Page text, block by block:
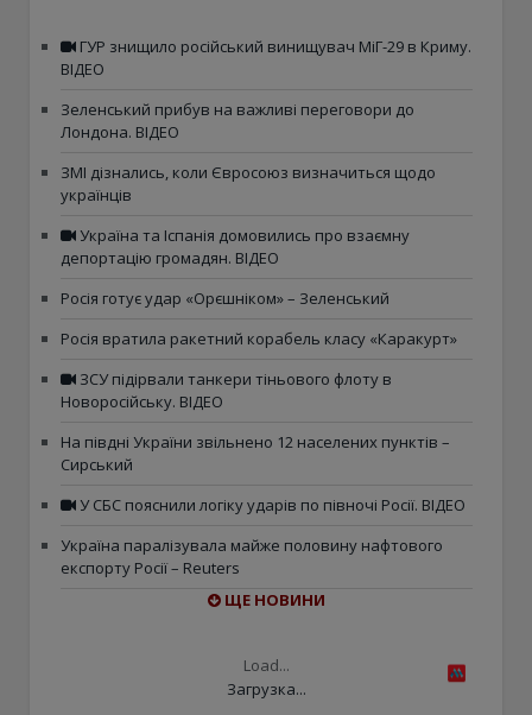
ГУР знищило російський винищувач МіГ-29 в Криму.
ВІДЕО
Зеленський прибув на важливі переговори до
Лондона. ВІДЕО
ЗМІ дізнались, коли Євросоюз визначиться щодо
українців
Україна та Іспанія домовились про взаємну
депортацію громадян. ВІДЕО
Росія готує удар «Орєшніком» – Зеленський
Росія вратила ракетний корабель класу «Каракурт»
ЗСУ підірвали танкери тіньового флоту в
Новоросійську. ВІДЕО
На півдні України звільнено 12 населених пунктів –
Сирський
У СБС пояснили логіку ударів по півночі Росії. ВІДЕО
Україна паралізувала майже половину нафтового
експорту Росії – Reuters
ЩЕ НОВИНИ
Load...
Загрузка...